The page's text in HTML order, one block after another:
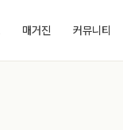
매거진 커뮤니티